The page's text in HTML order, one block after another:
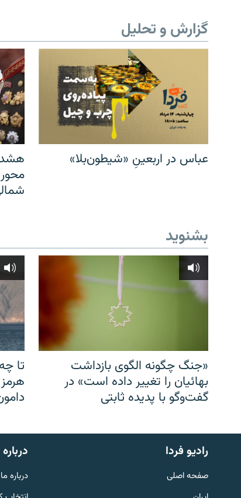
English
به ما بپیوندید
گزارش و تحلیل
عباس در اربعینِ «شیطون‌بلا»
بشنوید
«جنگ چگونه الگوی بازداشت
بهائیان را تغییر داده است» در
گفت‌وگو با پدیده ثابتی
تا
رادیو فردا
صفحه اصلی
درباره
درباره ما